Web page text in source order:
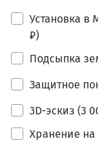
Установка в
₽)
Подсыпка
Защитное
3D-эскиз (3
Хранение на